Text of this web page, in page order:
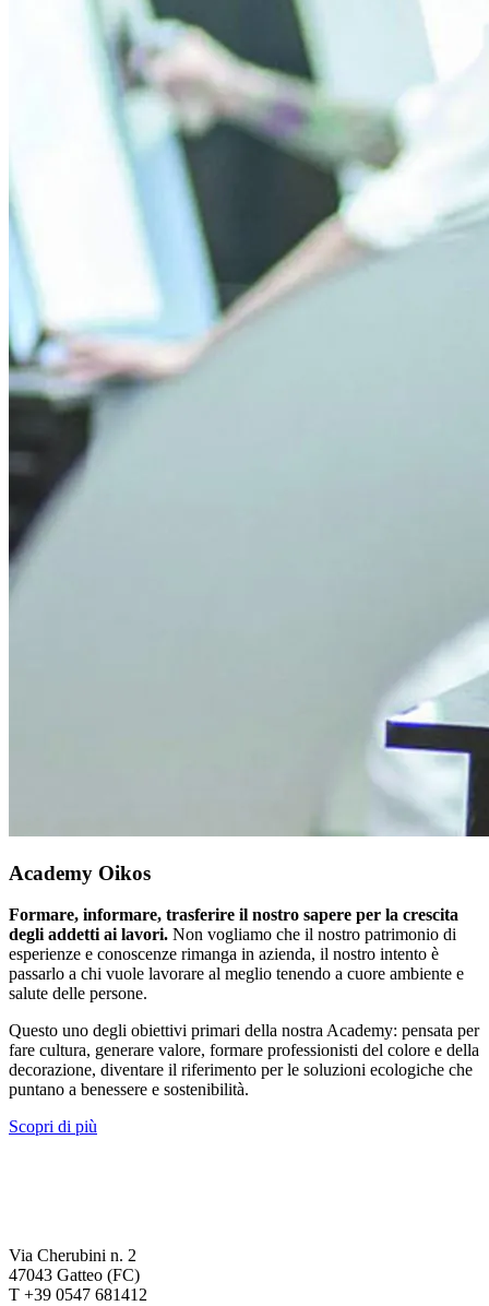
Academy Oikos
Formare, informare, trasferire il nostro sapere per la crescita
degli addetti ai lavori. Non vogliamo che il nostro patrimonio di
esperienze e conoscenze rimanga in azienda, il nostro intento è
passarlo a chi vuole lavorare al meglio tenendo a cuore ambiente e
salute delle persone.
Questo uno degli obiettivi primari della nostra Academy: pensata per
fare cultura, generare valore, formare professionisti del colore e della
decorazione, diventare il riferimento per le soluzioni ecologiche che
puntano a benessere e sostenibilità.
Scopri di più
Via Cherubini n. 2
47043 Gatteo (FC)
T +39 0547 681412